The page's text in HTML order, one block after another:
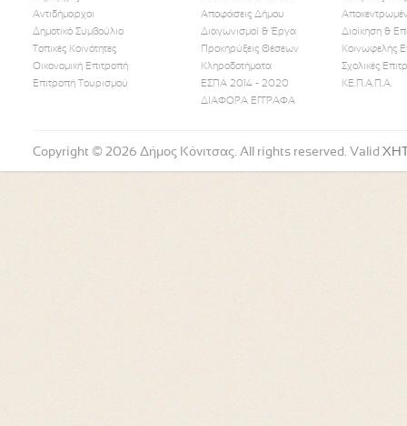
Αντιδήμαρχοι
Δημοτικό Συμβούλιο
Τοπικές Κοινότητες
Οικονομική Επιτροπή
Επιτροπή Τουρισμού
Αποφάσεις Δήμου
Διαγωνισμοί & Έργα
Προκηρύξεις Θέσεων
Κληροδοτήματα
ΕΣΠΑ 2014 - 2020
ΔΙΑΦΟΡΑ ΕΓΓΡΑΦΑ
Διοίκηση &
Κοινωφελής
Σχολικές
ΚΕ.Π.Α.Π.Α.
Follow Us
Copyright © 2026 Δήμος Κόνιτσας. All rights reserved. Valid